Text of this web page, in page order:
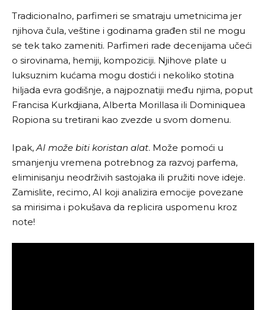
Tradicionalno, parfimeri se smatraju umetnicima jer
njihova čula, veštine i godinama građen stil ne mogu
se tek tako zameniti. Parfimeri rade decenijama učeći
o sirovinama, hemiji, kompoziciji. Njihove plate u
luksuznim kućama mogu dostići i nekoliko stotina
hiljada evra godišnje, a najpoznatiji među njima, poput
Francisa Kurkdjiana, Alberta Morillasa ili Dominiquea
Ropiona su tretirani kao zvezde u svom domenu.
Ipak,AI može biti koristan alat. Može pomoći u
smanjenju vremena potrebnog za razvoj parfema,
eliminisanju neodrživih sastojaka ili pružiti nove ideje.
Zamislite, recimo, AI koji analizira emocije povezane
sa mirisima i pokušava da replicira uspomenu kroz
note!